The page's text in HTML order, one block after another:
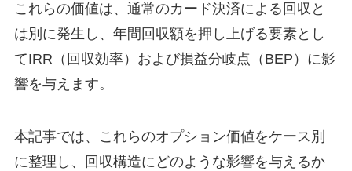
これらの価値は、通常のカード決済による回収と
は別に発生し、年間回収額を押し上げる要素とし
てIRR（回収効率）および損益分岐点（BEP）に影
響を与えます。
本記事では、これらのオプション価値をケース別
に整理し、回収構造にどのような影響を与えるか